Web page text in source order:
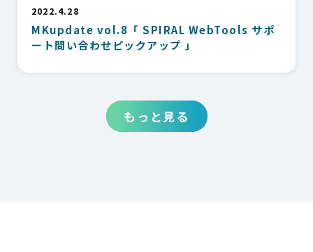
2022.4.28
MKupdate vol.8「 SPIRAL WebTools サポ
ート問い合わせピックアップ 」
もっと見る